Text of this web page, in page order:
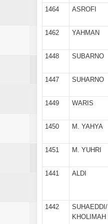
1464
ASROFI
1462
YAHMAN
1448
SUBARNO
1447
SUHARNO
1449
WARIS
1450
M. YAHYA
1451
M. YUHRI
1441
ALDI
1442
SUHAEDDI/
KHOLIMAH